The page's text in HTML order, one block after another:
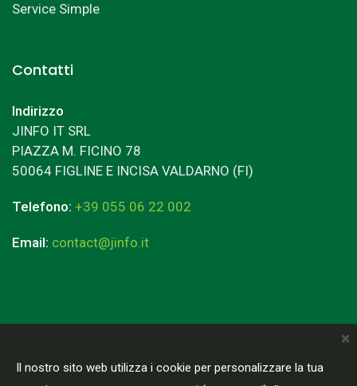
×
Il nostro sito web utilizza i cookie per personalizzare la tua
Service Simple
Contatti
Indirizzo
JINFO IT SRL
PIAZZA M. FICINO 78
50064 FIGLINE E INCISA VALDARNO (FI)
Telefono: +39 055 06 22 002
Email: contact@jinfo.it